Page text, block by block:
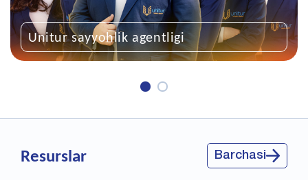
sayyohlik agentligi
Resurslar Barchasi